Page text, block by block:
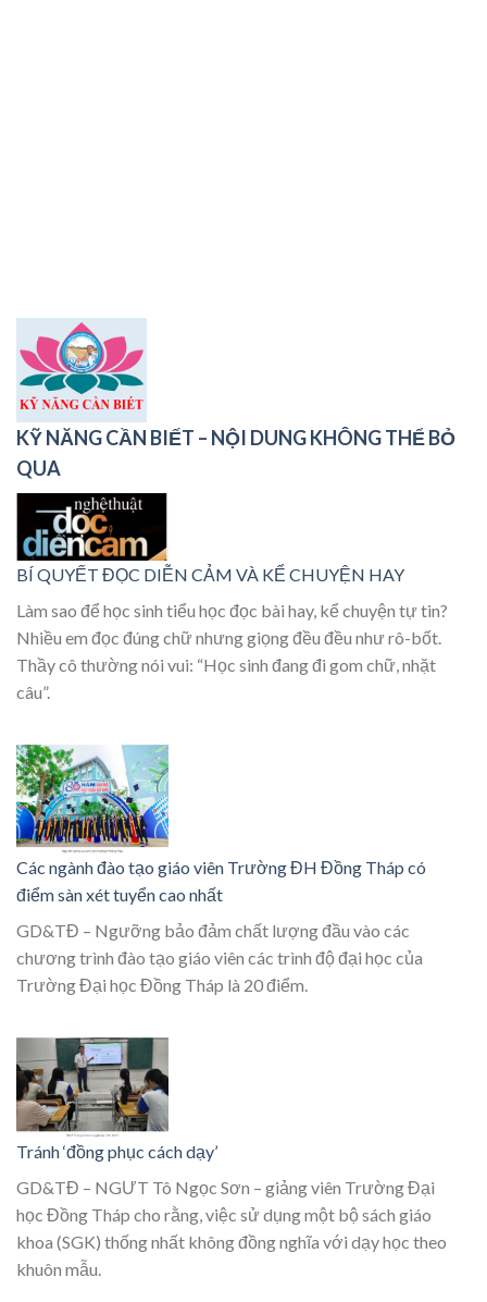
KỸ NĂNG CẦN BIẾT – NỘI DUNG KHÔNG THỂ BỎ
QUA
BÍ QUYẾT ĐỌC DIỄN CẢM VÀ KỂ CHUYỆN HAY
Làm sao để học sinh tiểu học đọc bài hay, kể chuyện tự tin?
Nhiều em đọc đúng chữ nhưng giọng đều đều như rô-bốt.
Thầy cô thường nói vui: “Học sinh đang đi gom chữ, nhặt
câu”.
Các ngành đào tạo giáo viên Trường ĐH Đồng Tháp có
điểm sàn xét tuyển cao nhất
GD&TĐ – Ngưỡng bảo đảm chất lượng đầu vào các
chương trình đào tạo giáo viên các trình độ đại học của
Trường Đại học Đồng Tháp là 20 điểm.
Tránh ‘đồng phục cách dạy’
GD&TĐ – NGƯT Tô Ngọc Sơn – giảng viên Trường Đại
học Đồng Tháp cho rằng, việc sử dụng một bộ sách giáo
khoa (SGK) thống nhất không đồng nghĩa với dạy học theo
khuôn mẫu.